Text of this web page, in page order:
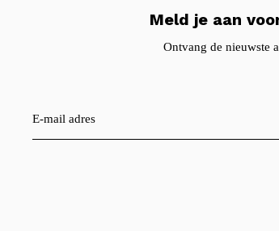
Meld je aan
Ontvang de nieuwste